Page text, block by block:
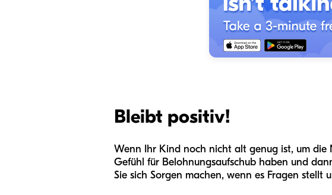
Bleibt positiv!
Wenn Ihr Kind noch nicht alt genug ist, um
Gefühl für Belohnungsaufschub haben und
Sie sich Sorgen machen, wenn es Fragen stellt